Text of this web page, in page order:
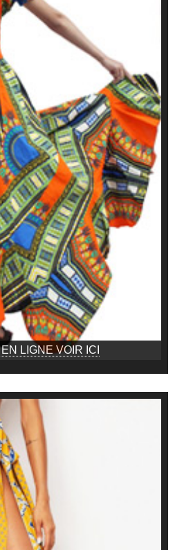
LIGNE VOIR ICI